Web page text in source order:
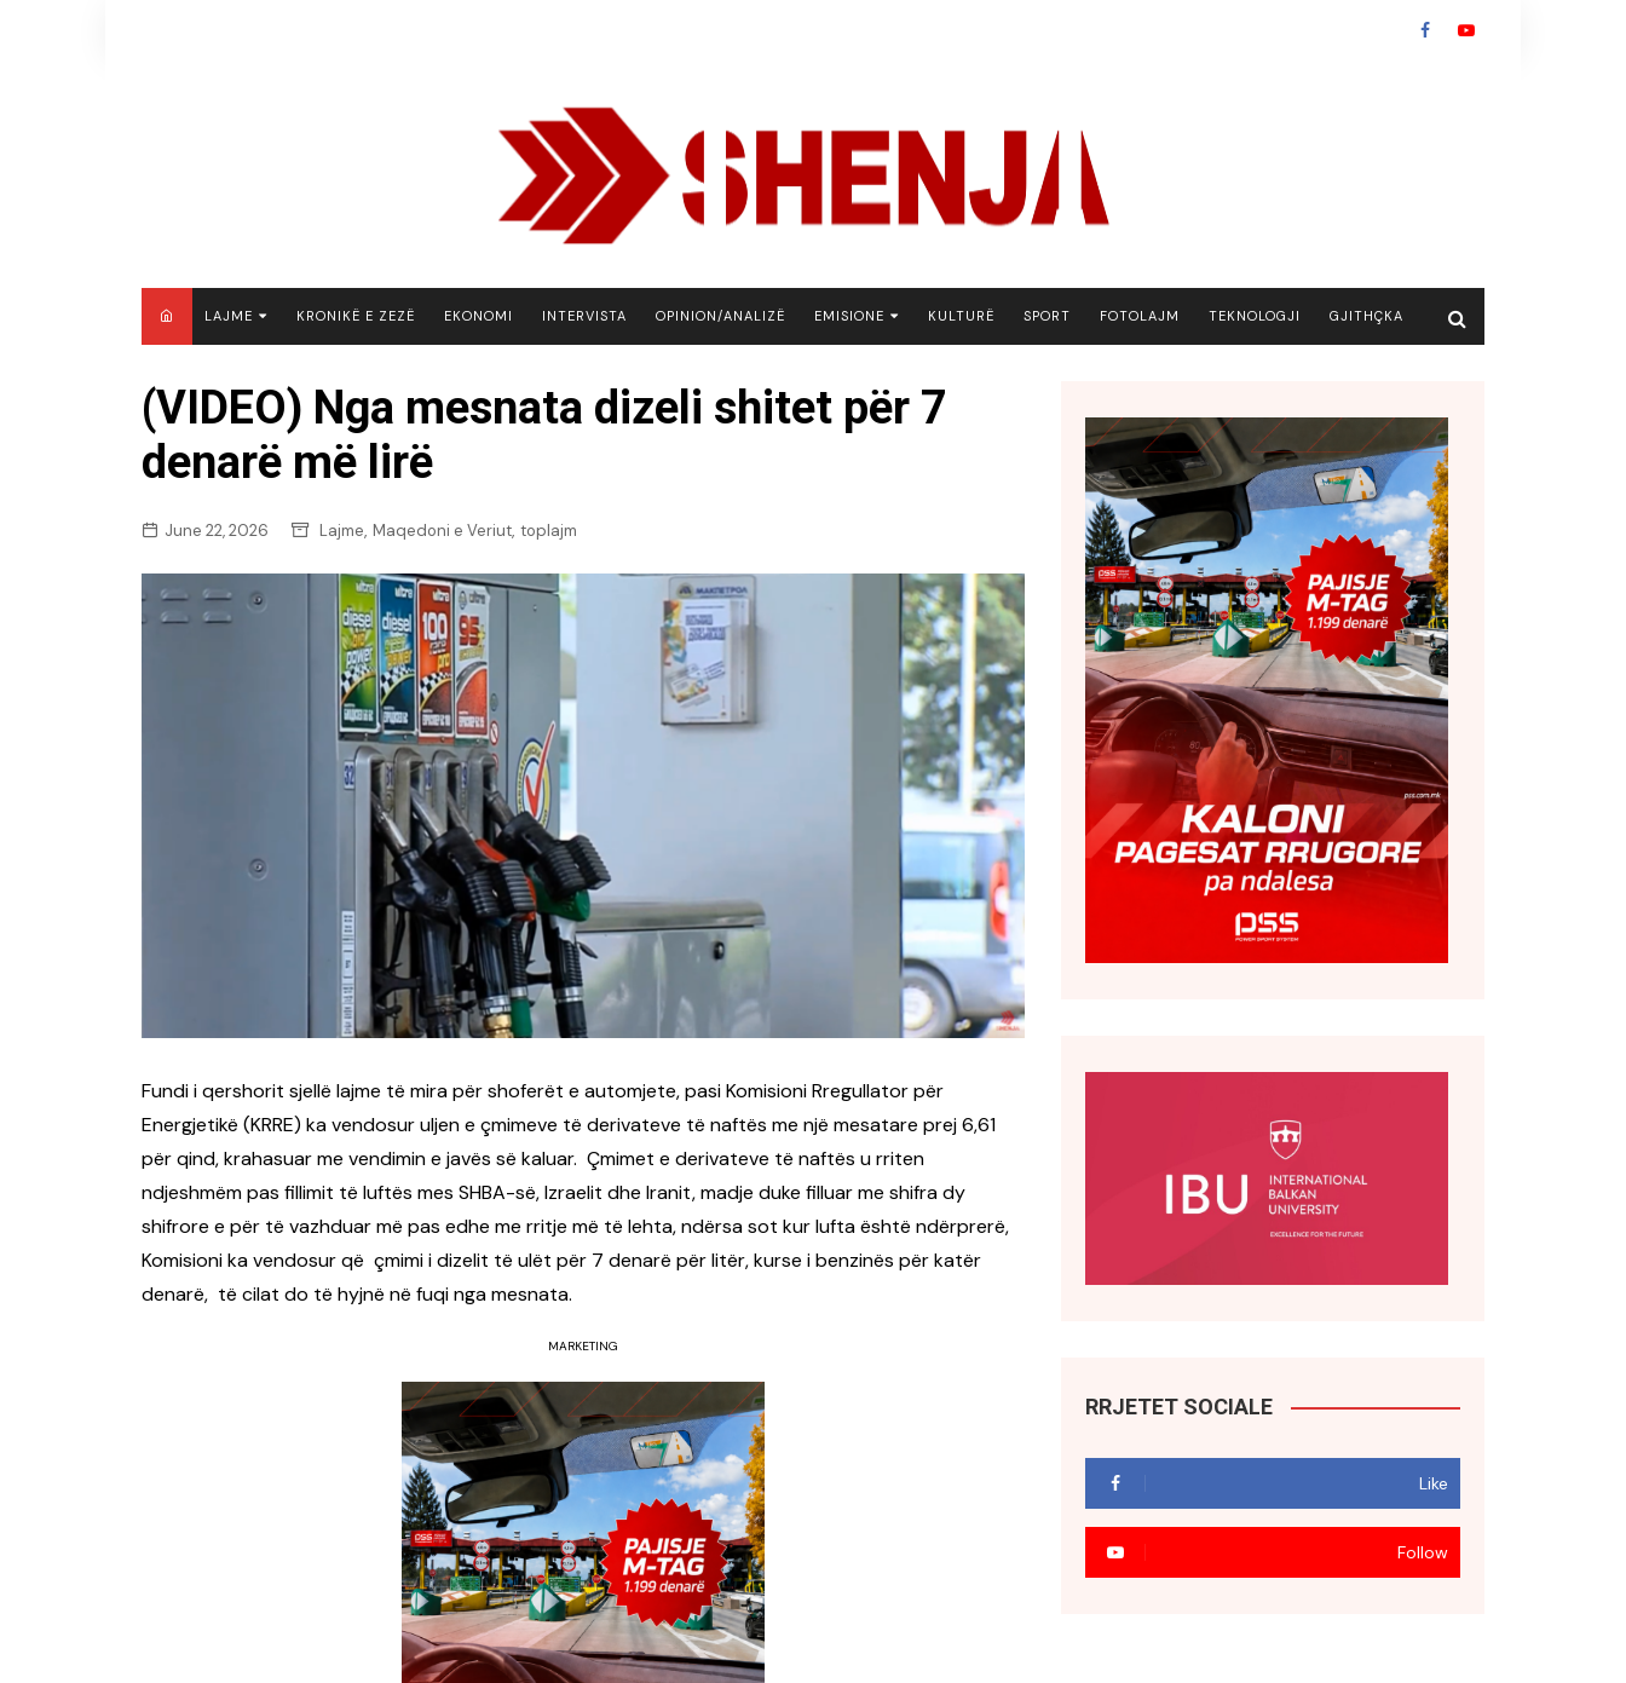
LAJME
KOSOVË
SHQIPËRI
BOTË
KRONIKË E ZEZË EKONOMI INTERVISTA OPINION/ANALIZË EMISIONE
BOTA NE FOKUS
INTERVISTA EMISION
KU E KISHIM FJALEN
LIGJERATE FETARE
PARADITE ME NE
RECETA E DITES
RETRO JAVORE
KULTURË SPORT FOTOLAJM TEKNOLOGJI GJITHÇKA
(VIDEO) Nga mesnata dizeli shitet për 7
denarë më lirë
June 22, 2026 Lajme, Maqedoni e Veriut, toplajm
Fundi i qershorit sjellë lajme të mira për shoferët e automjete, pasi Komisioni Rregullator për
Energjetikë (KRRE) ka vendosur uljen e çmimeve të derivateve të naftës me një mesatare prej 6,61
për qind, krahasuar me vendimin e javës së kaluar. Çmimet e derivateve të naftës u rriten
ndjeshmëm pas fillimit të luftës mes SHBA-së, Izraelit dhe Iranit, madje duke filluar me shifra dy
shifrore e për të vazhduar më pas edhe me rritje më të lehta, ndërsa sot kur lufta është ndërprerë,
Komisioni ka vendosur që çmimi i dizelit të ulët për 7 denarë për litër, kurse i benzinës për katër
denarë, të cilat do të hyjnë në fuqi nga mesnata.
MARKETING
RRJETET SOCIALE
Like
Follow